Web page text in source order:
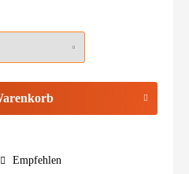
Empfehlen